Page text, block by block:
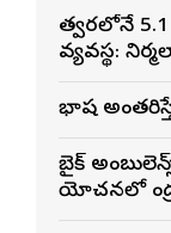
త్వరలోనే
వ్యవస్థ:
భాష
బైక్
యోచనలో